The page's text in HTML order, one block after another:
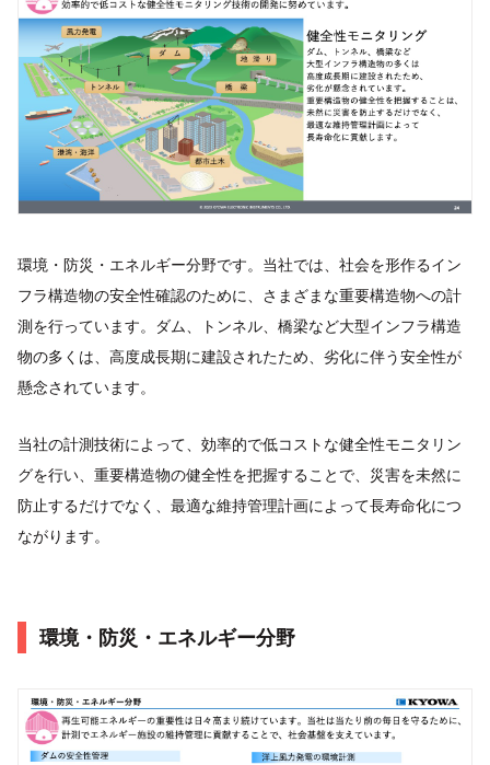
環境・防災・エネルギー分野です。当社では、社会を形作るイン
フラ構造物の安全性確認のために、さまざまな重要構造物への計
測を行っています。ダム、トンネル、橋梁など大型インフラ構造
物の多くは、高度成長期に建設されたため、劣化に伴う安全性が
懸念されています。
当社の計測技術によって、効率的で低コストな健全性モニタリン
グを行い、重要構造物の健全性を把握することで、災害を未然に
防止するだけでなく、最適な維持管理計画によって長寿命化につ
ながります。
環境・防災・エネルギー分野